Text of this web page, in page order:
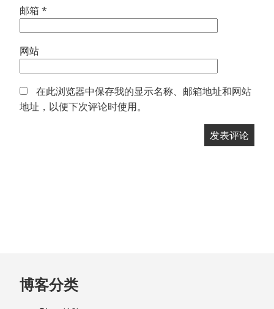
邮箱 *
网站
在此浏览器中保存我的显示名称、邮箱地址和网站
地址，以便下次评论时使用。
跳
至
博客分类